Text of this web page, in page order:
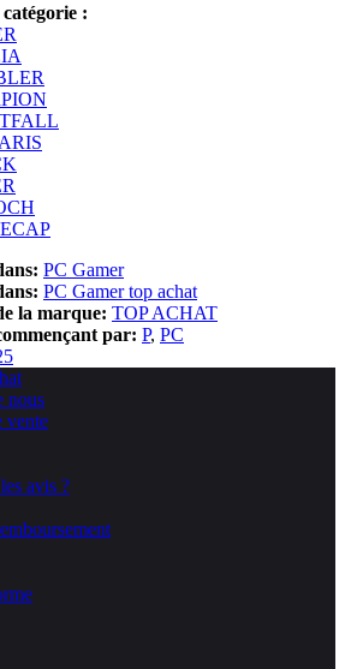
:
PC Gamer
PC Gamer top achat
la marque: TOP ACHAT
par: P PC
nous
vente
avis ?